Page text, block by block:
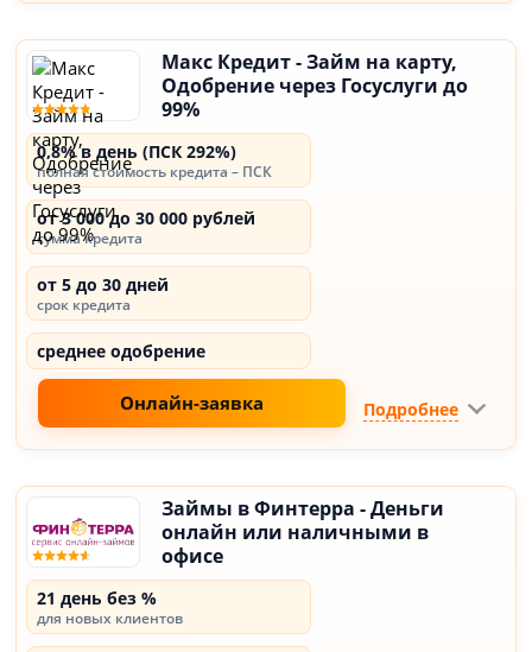
Макс Кредит - Займ на карту,
Одобрение через Госуслуги до
99%
0,8% в день (ПСК 292%)
полная стоимость кредита – ПСК
от 3 000 до 30 000 рублей
сумма кредита
от 5 до 30 дней
срок кредита
среднее одобрение
Онлайн-заявка Подробнее
Займы в Финтерра - Деньги
онлайн или наличными в
офисе
21 день без %
для новых клиентов